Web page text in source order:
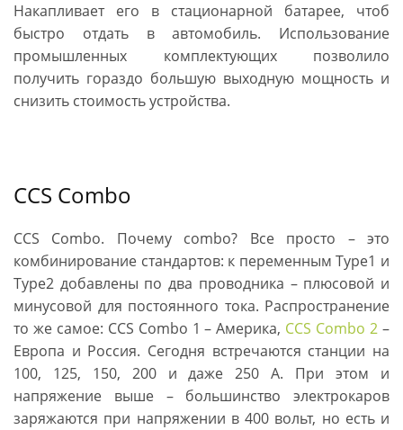
Накапливает его в стационарной батарее, чтоб
быстро отдать в автомобиль. Использование
промышленных комплектующих позволило
получить гораздо большую выходную мощность и
снизить стоимость устройства.
CCS Combo
CCS Combo. Почему combo? Все просто – это
комбинирование стандартов: к переменным Type1 и
Type2 добавлены по два проводника – плюсовой и
минусовой для постоянного тока. Распространение
то же самое: CCS Combo 1 – Америка, CCS Combo 2 –
Европа и Россия. Сегодня встречаются станции на
100, 125, 150, 200 и даже 250 А. При этом и
напряжение выше – большинство электрокаров
заряжаются при напряжении в 400 вольт, но есть и